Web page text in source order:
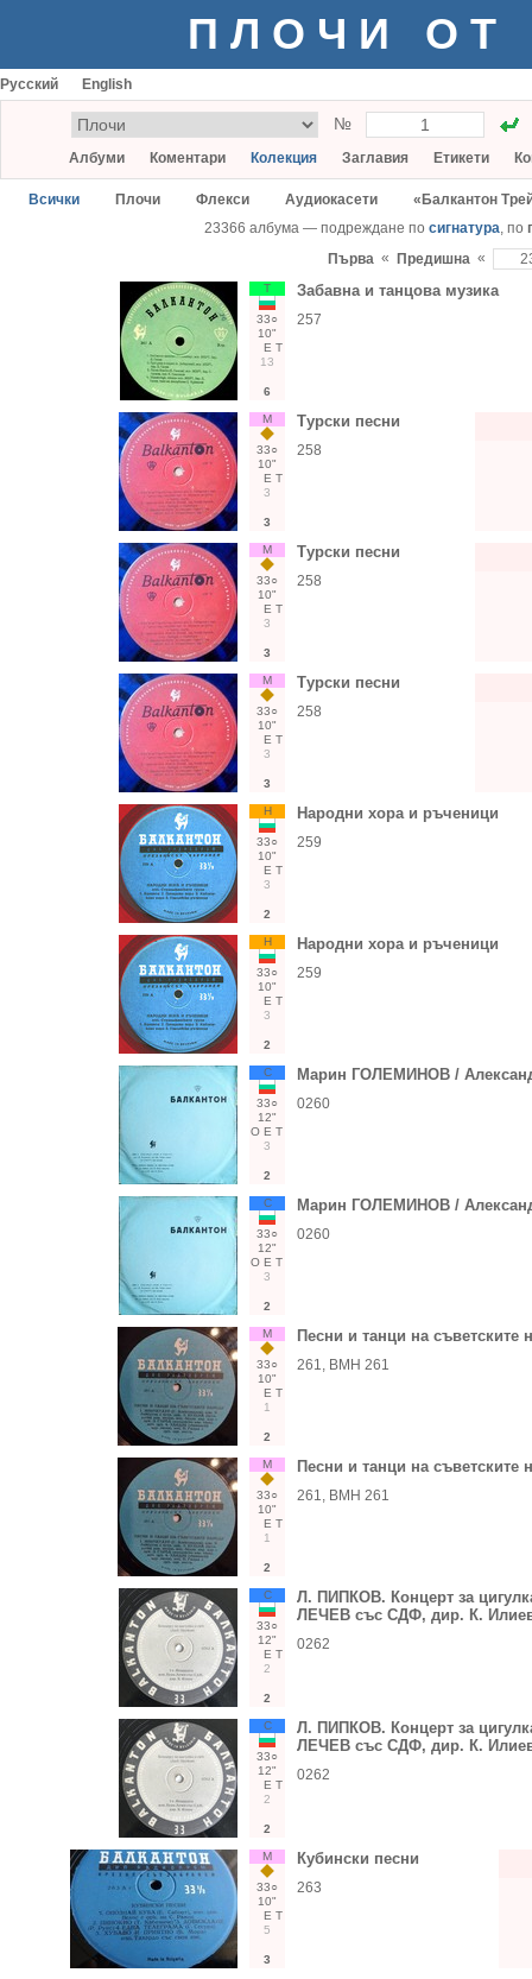
ПЛОЧИ ОТ
Русский English
№
Албуми Коментари Колекция Заглавия Етикети
Всички Плочи Флекси Аудиокасети
«Балкантон
23366 албума — подреждане по сигнатура, по
Първа « Предишна «
Т
33○
10"
Е Т
13
6
Забавна и танцова музика
257
М
33○
10"
Е Т
3
3
Турски песни
258
М
33○
10"
Е Т
3
3
Турски песни
258
М
33○
10"
Е Т
3
3
Турски песни
258
Н
33○
10"
Е Т
3
2
Народни хора и ръченици
259
Н
33○
10"
Е Т
3
2
Народни хора и ръченици
259
С
33○
12"
О Е Т
3
2
Марин ГОЛЕМИНОВ /
0260
С
33○
12"
О Е Т
3
2
Марин ГОЛЕМИНОВ /
0260
М
33○
10"
Е Т
1
2
Песни и танци на съветските
261, ВМН 261
М
33○
10"
Е Т
1
2
Песни и танци на съветските
261, ВМН 261
С
33○
12"
Е Т
2
2
Л. ПИПКОВ. Концерт за
ЛЕЧЕВ със СДФ, дир. К.
0262
С
33○
12"
Е Т
2
2
Л. ПИПКОВ. Концерт за
ЛЕЧЕВ със СДФ, дир. К.
0262
М
33○
10"
Е Т
5
3
Кубински песни
263